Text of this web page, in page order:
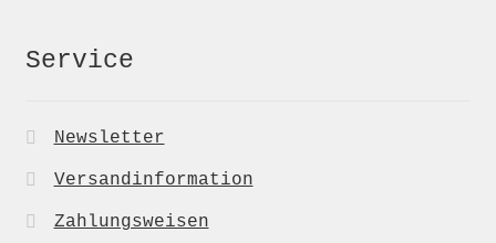
Service
Newsletter
Versandinformation
Zahlungsweisen